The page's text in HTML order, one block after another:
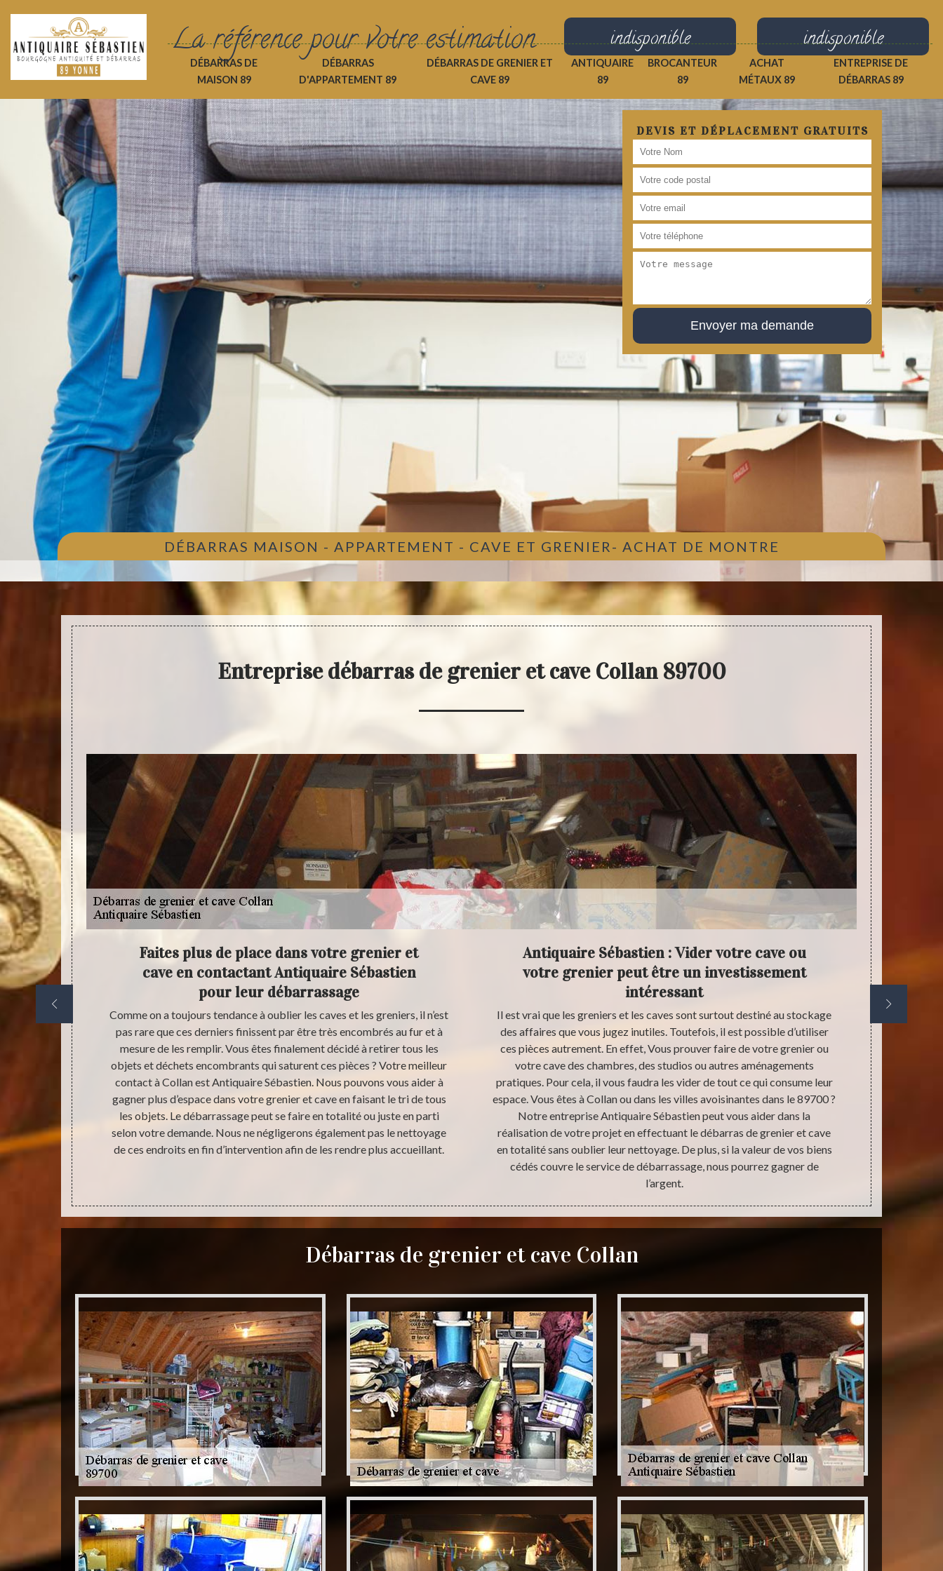
La référence pour votre estimation indisponible indisponible
DÉBARRAS DE
MAISON 89
DÉBARRAS
D'APPARTEMENT 89
DÉBARRAS DE GRENIER ET
CAVE 89
ANTIQUAIRE
89
BROCANTEUR
89
ACHAT
MÉTAUX 89
ENTREPRISE DE
DÉBARRAS 89
DEVIS ET DÉPLACEMENT GRATUITS
DÉBARRAS MAISON - APPARTEMENT - CAVE ET GRENIER- ACHAT DE MONTRE
Entreprise débarras de grenier et cave Collan 89700
des
un débarras
décevrons
Faites plus de place dans votre grenier et
cave en contactant Antiquaire Sébastien
pour leur débarrassage
Comme on a toujours tendance à oublier les caves et les greniers, il n’est
pas rare que ces derniers finissent par être très encombrés au fur et à
mesure de les remplir. Vous êtes finalement décidé à retirer tous les
objets et déchets encombrants qui saturent ces pièces ? Votre meilleur
contact à Collan est Antiquaire Sébastien. Nous pouvons vous aider à
gagner plus d’espace dans votre grenier et cave en faisant le tri de tous
les objets. Le débarrassage peut se faire en totalité ou juste en parti
selon votre demande. Nous ne négligerons également pas le nettoyage
de ces endroits en fin d’intervention afin de les rendre plus accueillant.
Antiquaire Sébastien : Vider votre cave ou
votre grenier peut être un investissement
intéressant
Il est vrai que les greniers et les caves sont surtout destiné au stockage
des affaires que vous jugez inutiles. Toutefois, il est possible d’utiliser
ces pièces autrement. En effet, Vous prouver faire de votre grenier ou
votre cave des chambres, des studios ou autres aménagements
pratiques. Pour cela, il vous faudra les vider de tout ce qui consume leur
espace. Vous êtes à Collan ou dans les villes avoisinantes dans le 89700 ?
Notre entreprise Antiquaire Sébastien peut vous aider dans la
réalisation de votre projet en effectuant le débarras de grenier et cave
en totalité sans oublier leur nettoyage. De plus, si la valeur de vos biens
cédés couvre le service de débarrassage, nous pourrez gagner de
l’argent.
Débarras de grenier et cave Collan